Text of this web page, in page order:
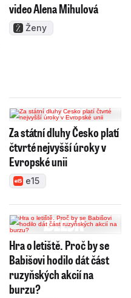
video Alena Mihulová
Ženy
Za státní dluhy Česko platí
čtvrté nejvyšší úroky v
Evropské unii
e15
Hra o letiště. Proč by se
Babišovi hodilo dát část
ruzyňských akcií na
burzu?